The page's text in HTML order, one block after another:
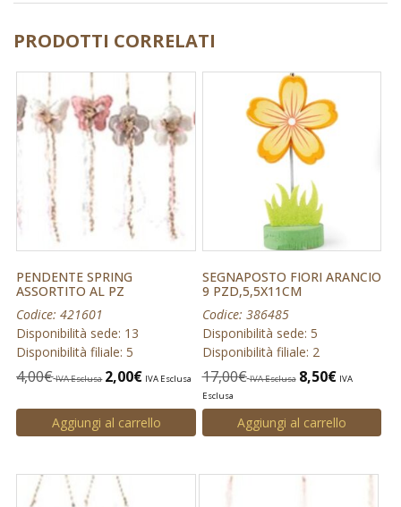
PRODOTTI CORRELATI
PENDENTE SPRING
ASSORTITO AL PZ
Codice: 421601
Disponibilità sede: 13
Disponibilità filiale: 5
4,00€ IVA Esclusa 2,00€ IVA Esclusa
Aggiungi al carrello
SEGNAPOSTO FIORI ARANCIO
9 PZD,5,5X11CM
Codice: 386485
Disponibilità sede: 5
Disponibilità filiale: 2
17,00€ IVA Esclusa 8,50€ IVA
Esclusa
Aggiungi al carrello